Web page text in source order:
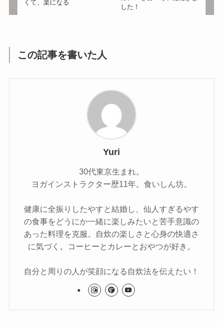
くて、楽になる
した！
この記事を書いた人
Yuri
30代東京生まれ。
ヨガインストラクター歴11年。食いしん坊。
健康に全振りしたやすと結婚し、仙人すぎるやす
の食事をどうにか一緒に楽しみたいと苦手意識の
あった料理を克服。自炊の楽しさと心身の快適さ
に気づく。コーヒーとカレーとおやつが好き。
自分と周りの人が笑顔になる自炊法を伝えたい！